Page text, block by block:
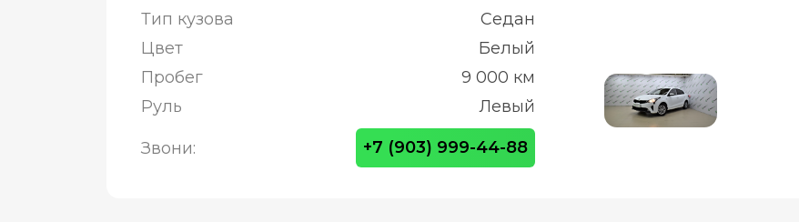
Тип кузова
Седан
Цвет
Белый
Пробег
9 000 км
Руль
Левый
Звони: +7 (903) 999-44-88